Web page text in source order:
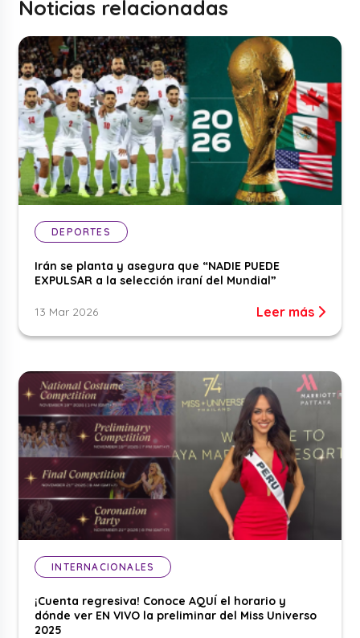
Noticias relacionadas
DEPORTES
Irán se planta y asegura que “NADIE PUEDE
EXPULSAR a la selección iraní del Mundial”
13 Mar 2026 Leer más
INTERNACIONALES
¡Cuenta regresiva! Conoce AQUÍ el horario y
dónde ver EN VIVO la preliminar del Miss Universo
2025